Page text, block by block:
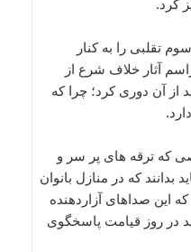
کرد.
تقلبی را به کنار
آثار خلاف شرع از
آن دوری کرد؛ چرا که
که ترقه های پر سر و
بدانند که در منازل بانوان
که این صداهای آزاردهنده
در روز قیامت پاسخگوی